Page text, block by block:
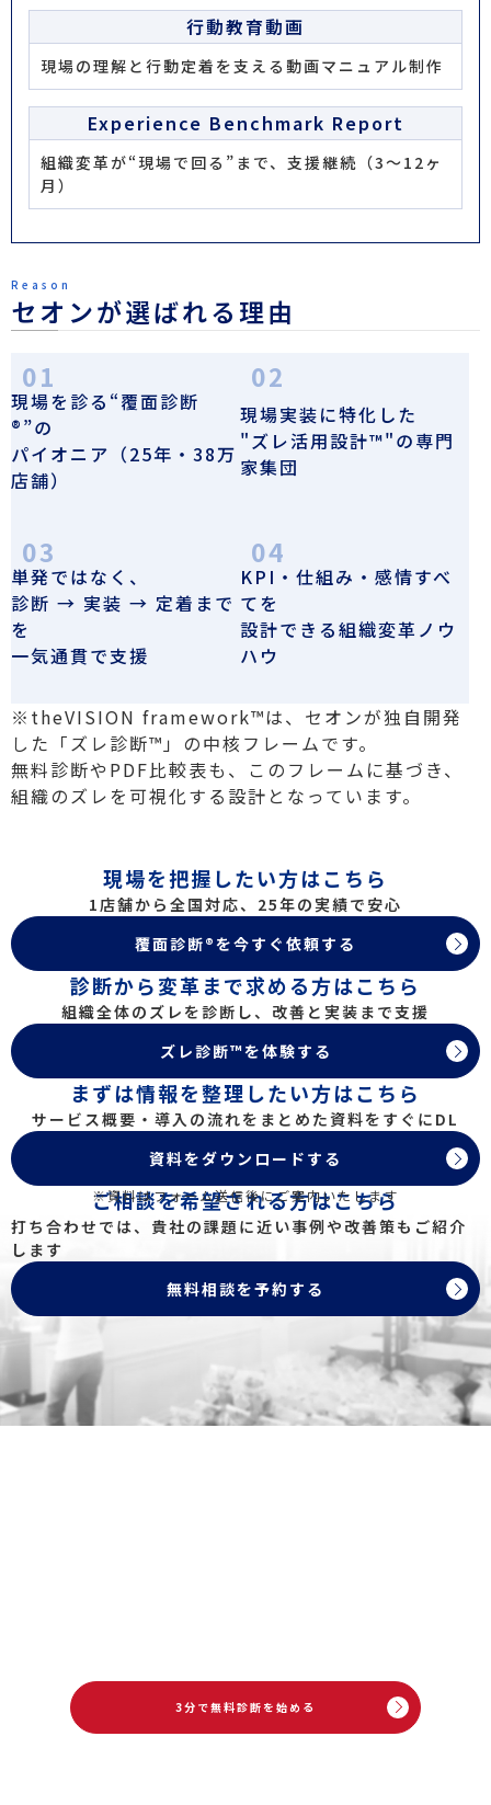
行動教育動画
現場の理解と行動定着を支える動画マニュアル制作
Experience Benchmark Report
組織変革が“現場で回る”まで、支援継続（3〜12ヶ
月）
Reason
セオンが選ばれる理由
現場を診る“覆面診断
®”の
パイオニア（25年・38万
店舗）
現場実装に特化した
"ズレ活用設計™"の専門
家集団
単発ではなく、
診断 → 実装 → 定着まで
を
一気通貫で支援
KPI・仕組み・感情すべ
てを
設計できる組織変革ノウ
ハウ
※theVISION framework™は、セオンが独自開発
した「ズレ診断™」の中核フレームです。
無料診断やPDF比較表も、このフレームに基づき、
組織のズレを可視化する設計となっています。
現場を把握したい方はこちら
1店舗から全国対応、25年の実績で安心
覆面診断®を今すぐ依頼する
診断から変革まで求める方はこちら
組織全体のズレを診断し、改善と実装まで支援
ズレ診断™を体験する
まずは情報を整理したい方はこちら
サービス概要・導入の流れをまとめた資料をすぐにDL
資料をダウンロードする
※資料はフォーム送信後にご案内いたします
ご相談を希望される方はこちら
打ち合わせでは、貴社の課題に近い事例や改善策もご紹介
します
無料相談を予約する
3分で無料診断を始める